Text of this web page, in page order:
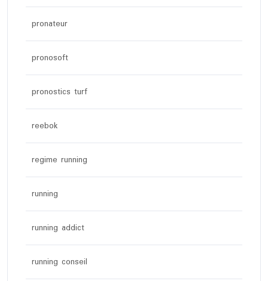
pronateur
pronosoft
pronostics turf
reebok
regime running
running
running addict
running conseil